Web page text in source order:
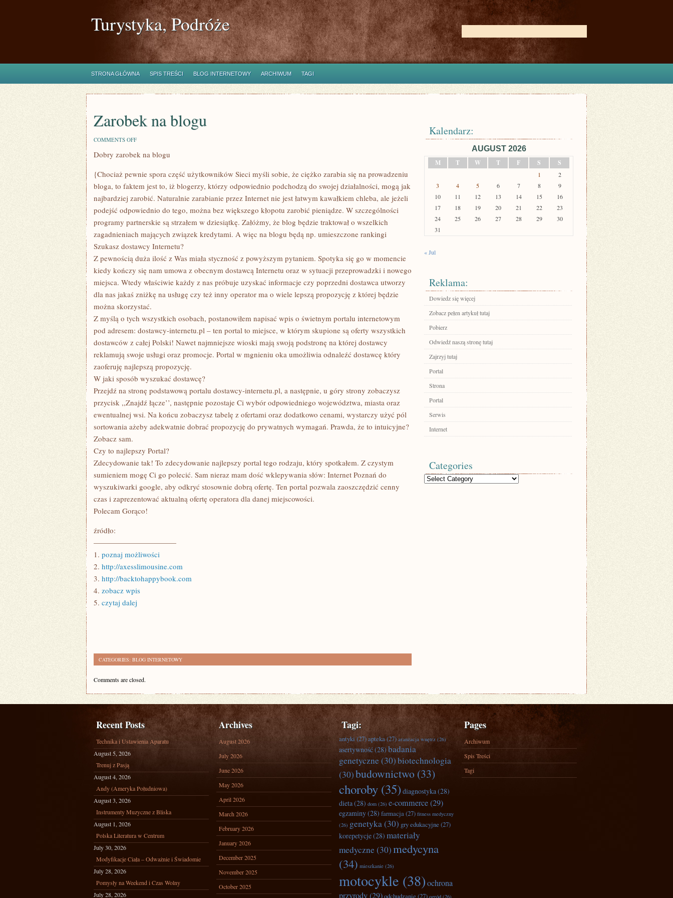
Turystyka, Podróże
STRONA GŁÓWNA SPIS TREŚCI BLOG INTERNETOWY ARCHIWUM TAGI
Zarobek na blogu
COMMENTS OFFON
NA
Dobry zarobek na blogu
{Chociaż pewnie spora część użytkowników Sieci myśli sobie, że ciężko zarabia się na prowadzeniu
bloga, to faktem jest to, iż blogerzy, którzy odpowiednio podchodzą do swojej działalności, mogą jak
najbardziej zarobić. Naturalnie zarabianie przez Internet nie jest łatwym kawałkiem chleba, ale jeżeli
podejść odpowiednio do tego, można bez większego kłopotu zarobić pieniądze. W szczególności
programy partnerskie są strzałem w dziesiątkę. Załóżmy, że blog będzie traktował o wszelkich
zagadnieniach mających związek kredytami. A więc na blogu będą np. umieszczone rankingi
Szukasz dostawcy Internetu?
Z pewnością duża ilość z Was miała styczność z powyższym pytaniem. Spotyka się go w momencie
kiedy kończy się nam umowa z obecnym dostawcą Internetu oraz w sytuacji przeprowadzki i nowego
miejsca. Wtedy właściwie każdy z nas próbuje uzyskać informacje czy poprzedni dostawca utworzy
dla nas jakaś zniżkę na usługę czy też inny operator ma o wiele lepszą propozycję z której będzie
można skorzystać.
Z myślą o tych wszystkich osobach, postanowiłem napisać wpis o świetnym portalu internetowym
pod adresem: dostawcy-internetu.pl – ten portal to miejsce, w którym skupione są oferty wszystkich
dostawców z całej Polski! Nawet najmniejsze wioski mają swoją podstronę na której dostawcy
reklamują swoje usługi oraz promocje. Portal w mgnieniu oka umożliwia odnaleźć dostawcę który
zaoferuję najlepszą propozycję.
W jaki sposób wyszukać dostawcę?
Przejdź na stronę podstawową portalu dostawcy-internetu.pl, a następnie, u góry strony zobaczysz
przycisk ,,Znajdź łącze’’, następnie pozostaje Ci wybór odpowiedniego województwa, miasta oraz
ewentualnej wsi. Na końcu zobaczysz tabelę z ofertami oraz dodatkowo cenami, wystarczy użyć pól
sortowania ażeby adekwatnie dobrać propozycję do prywatnych wymagań. Prawda, że to intuicyjne?
Zobacz sam.
Czy to najlepszy Portal?
Zdecydowanie tak! To zdecydowanie najlepszy portal tego rodzaju, który spotkałem. Z czystym
sumieniem mogę Ci go polecić. Sam nieraz mam dość wklepywania słów: Internet Poznań do
wyszukiwarki google, aby odkryć stosownie dobrą ofertę. Ten portal pozwala zaoszczędzić cenny
czas i zaprezentować aktualną ofertę operatora dla danej miejscowości.
Polecam Gorąco!
źródło:
———————————
1. poznaj możliwości
2. http://axesslimousine.com
3. http://backtohappybook.com
4. zobacz wpis
5. czytaj dalej
CATEGORIES: BLOG INTERNETOWY
Comments are closed.
Kalendarz:
AUGUST 2026
M
T W T F S S
1
2
3
4 5 6 7 8
9
10
11 12 13 14 15
16
17
18 19 20 21 22
23
24
25 26 27 28 29
30
31
« Jul
Reklama:
Dowiedz się więcej
Zobacz pełen artykuł tutaj
Pobierz
Odwiedź naszą stronę tutaj
Zajrzyj tutaj
Portal
Strona
Portal
Serwis
Internet
Categories
Categories
Recent Posts
Technika i Ustawienia Aparatu
August 5, 2026
Trenuj z Pasją
August 4, 2026
Andy (Ameryka Południowa)
August 3, 2026
Instrumenty Muzyczne z Bliska
August 1, 2026
Polska Literatura w Centrum
July 30, 2026
Modyfikacje Ciała – Odważnie i Świadomie
July 28, 2026
Pomysły na Weekend i Czas Wolny
July 28, 2026
Archives
August 2026
July 2026
June 2026
May 2026
April 2026
March 2026
February 2026
January 2026
December 2025
November 2025
October 2025
Tagi:
antyki(27)apteka(27) aranżacja wnętrz (26)
asertywność(28) badania
genetyczne (30)biotechnologia
(30)budownictwo (33)
choroby (35) diagnostyka(28)
dieta(28) dom (26) e-commerce(29)
egzaminy(28) farmacja(27) fitness medyczny
(26) genetyka(30) gry edukacyjne (27)
korepetycje(28) materiały
medyczne (30)medycyna
(34) mieszkanie (26)
motocykle (38)ochrona
przyrody(29)odchudzanie (27) ogród (26)
Pages
Archiwum
Spis Treści
Tagi